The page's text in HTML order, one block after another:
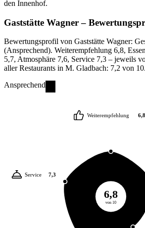
den Innenhof.
Gaststätte Wagner–
Bewertungsprofil von Gaststätte Wagner:
(Ansprechend). Weiterempfehlung 6,8,
5,7, Atmosphäre 7,6, Service 7,3 – jeweils
aller Restaurants in M. Gladbach: 7,2 von 10.
Ansprechend
6,8
von 10
Weiterempfehlung 6,8
Service 7,3